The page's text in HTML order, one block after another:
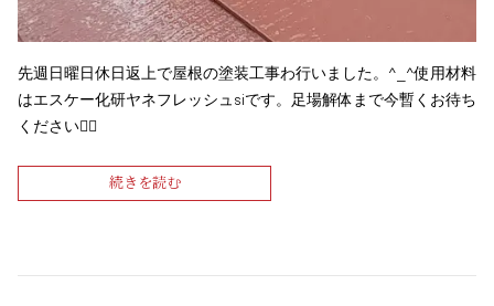
先週日曜日休日返上で屋根の塗装工事わ行いました。^_^使用材料
はエスケー化研ヤネフレッシュsiです。足場解体まで今暫くお待ち
ください🙇‍♂️
続きを読む